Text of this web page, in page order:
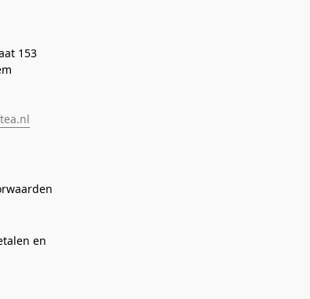
153
en